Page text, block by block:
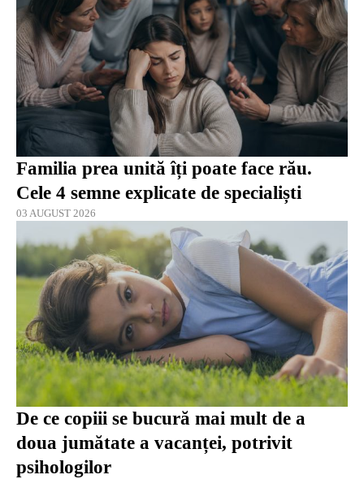
Familia prea unită îți poate face rău.
Cele 4 semne explicate de specialiști
03 AUGUST 2026
De ce copiii se bucură mai mult de a
doua jumătate a vacanței, potrivit
psihologilor